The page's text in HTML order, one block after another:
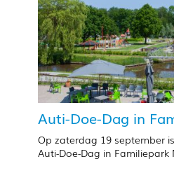
Auti-Doe-Dag in
Op zaterdag 19 september
Auti-Doe-Dag in